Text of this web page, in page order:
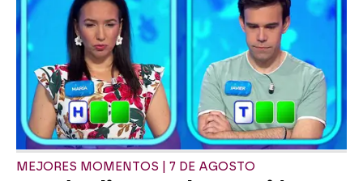
MEJORES MOMENTOS | 7 DE AGOSTO